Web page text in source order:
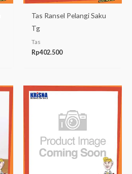
Tas Ransel Pelangi Saku
Tg
Tas
Rp402.500